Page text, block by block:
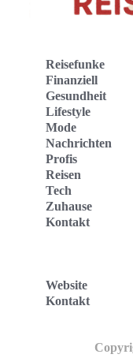
Reisefunke
Finanziell
Gesundheit
Lifestyle
Mode
Nachrichten
Profis
Reisen
Tech
Zuhause
Kontakt
Website
Kontakt